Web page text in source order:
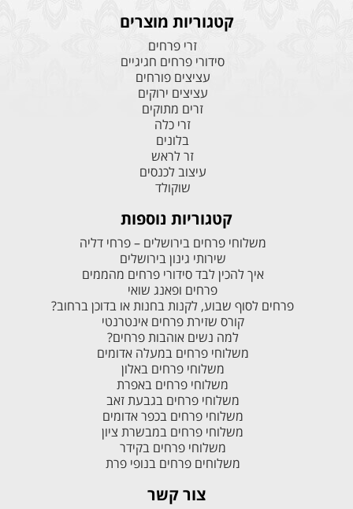
קטגוריות מוצרים
זרי פרחים
סידורי פרחים חגיגיים
עציצים פורחים
עציצים ירוקים
זרים מתוקים
זרי כלה
בלונים
זר לראש
עיצוב לכנסים
שוקולד
קטגוריות נוספות
משלוחי פרחים בירושלים – פרחי דליה
שירותי גינון בירושלים
איך להכין לבד סידורי פרחים מהממים
פרחים ופאנג שואי
פרחים לסוף שבוע, לקנות בחנות או בדוכן ברחוב?
קורס שזירת פרחים אינטרנטי
למה נשים אוהבות פרחים?
משלוחי פרחים במעלה אדומים
משלוחי פרחים באלון
משלוחי פרחים באפרת
משלוחי פרחים בגבעת זאב
משלוחי פרחים בכפר אדומים
משלוחי פרחים במבשרת ציון
משלוחי פרחים בקידר
משלוחים פרחים בנופי פרת
צור קשר